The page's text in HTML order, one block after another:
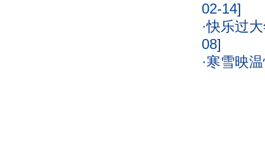
02-14]
·快乐过
08]
·寒雪映